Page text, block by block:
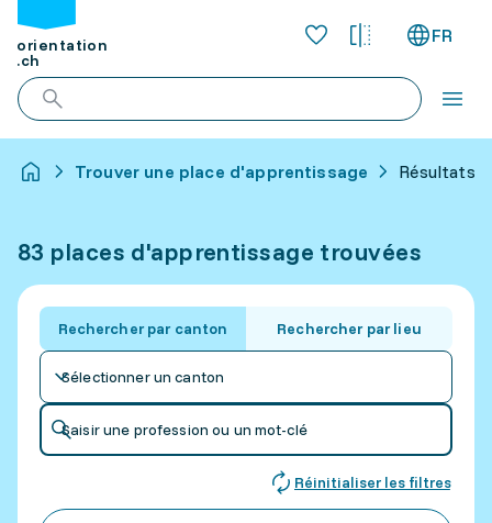
orientation
.ch
FR
Trouver une place d'apprentissage Résultats
83 places d'apprentissage trouvées
Rechercher par canton Rechercher par lieu
Sélectionner un canton
Saisir une profession ou un mot-clé
Réinitialiser les filtres